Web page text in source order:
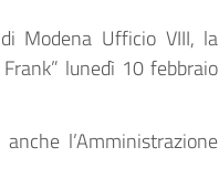
Modena Ufficio VIII, la
lunedì 10 febbraio
l’Amministrazione